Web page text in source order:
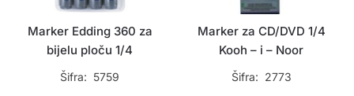
Marker Edding 360 za
bijelu ploču 1/4
Šifra: 5759
Marker za CD/DVD 1/4
Kooh – i – Noor
Šifra: 2773